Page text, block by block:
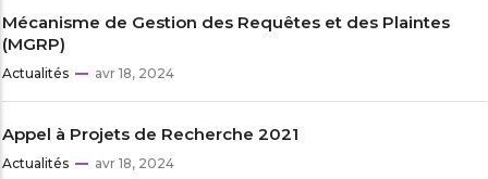
Mécanisme de Gestion des Requêtes et des Plaintes
(MGRP)
Actualités avr 18, 2024
Appel à Projets de Recherche 2021
Actualités avr 18, 2024